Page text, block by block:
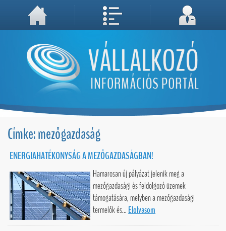
A weboldal használatával Ön elfogadja, hogy Cookie-kat (sütiket) tároljunk számítógépén. A sütik a weboldal megfelelő működéséhez
Megértettem, folytatás...
Címke: mezőgazdaság
ENERGIAHATÉKONYSÁG A MEZŐGAZDASÁGBAN!
Hamarosan új pályázat jelenik meg a
mezőgazdasági és feldolgozó üzemek
támogatására, melyben a mezőgazdasági
termelők és... Elolvasom